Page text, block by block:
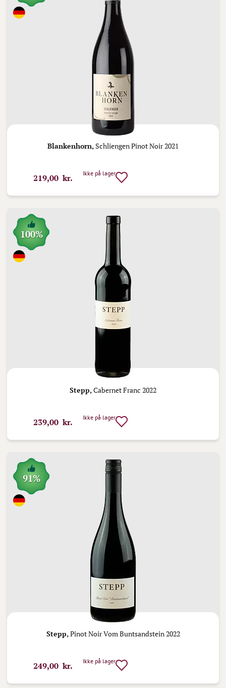
Blankenhorn,Schliengen Pinot Noir 2021
219,00 kr. Ikke på lager
100%
Stepp, Cabernet Franc 2022
239,00 kr. Ikke på lager
91%
Stepp,Pinot Noir Vom Buntsandstein 2022
249,00 kr. Ikke på lager